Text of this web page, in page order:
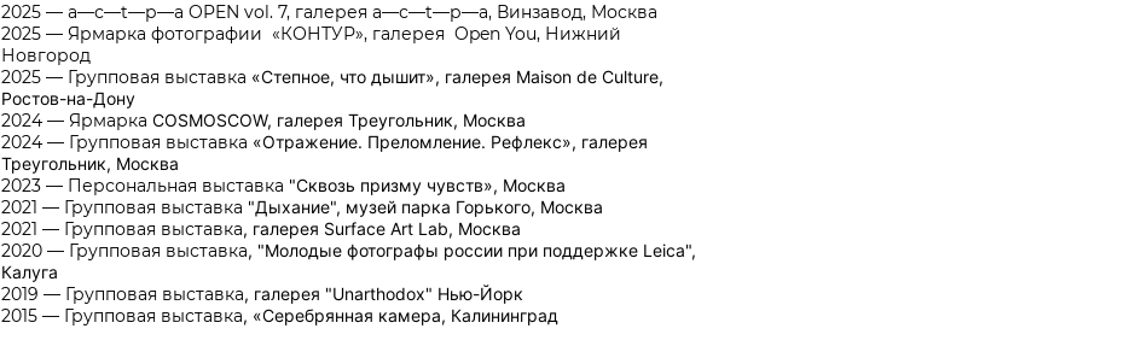
2025 — a—с—t—р—a OPEN vol. 7, галерея a—с—t—р—a, Винзавод, Москва
2025 — Ярмарка фотографии «КОНТУР», галерея Open You, Нижний
Новгород
2025 — Групповая выставка «Степное, что дышит», галерея Maison de Culture,
Ростов-на-Дону
2024 — Ярмарка COSMOSCOW, галерея Треугольник, Москва
2024 — Групповая выставка «Отражение. Преломление. Рефлекс», галерея
Треугольник, Москва
2023 — Персональная выставка "Сквозь призму чувств», Москва
2021 — Групповая выставка "Дыхание", музей парка Горького, Москва
2021 — Групповая выставка, галерея Surface Art Lab, Москва
2020 — Групповая выставка, "Молодые фотографы россии при поддержке Leica",
Калуга
2019 — Групповая выставка, галерея "Unarthodox" Нью-Йорк
2015 — Групповая выставка, «Серебрянная камера, Калининград